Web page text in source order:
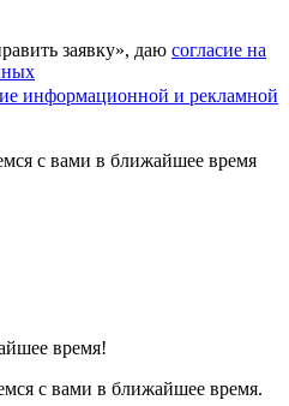
заявку», даю согласие на
информационной и рекламной
с вами в ближайшее время
время!
с вами в ближайшее время.